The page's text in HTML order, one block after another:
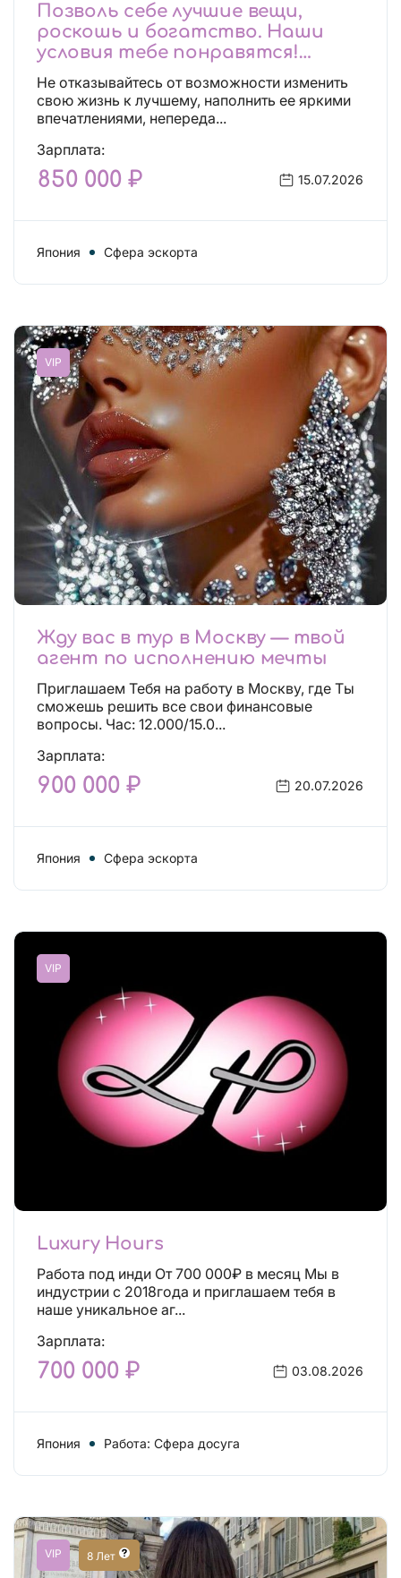
Позволь себе лучшие вещи,
роскошь и богатство. Наши
условия тебе понравятся!
Действительно отличные
условия и поддержка!
Не отказывайтесь от возможности изменить
свою жизнь к лучшему, наполнить ее яркими
впечатлениями, непереда...
Зарплата:
850 000 ₽ 15.07.2026
Япония Сфера эскорта
VIP
Жду вас в тур в Москву — твой
агент по исполнению мечты
Приглашаем Тебя на работу в Москву, где Ты
сможешь решить все свои финансовые
вопросы. Час: 12.000/15.0...
Зарплата:
900 000 ₽ 20.07.2026
Япония Сфера эскорта
VIP
Luxury Hours
Работа под инди От 700 000₽ в месяц Мы в
индустрии с 2018года и приглашаем тебя в
наше уникальное аг...
Зарплата:
700 000 ₽ 03.08.2026
Япония Работа: Сфера досуга
VIP 8 Лет